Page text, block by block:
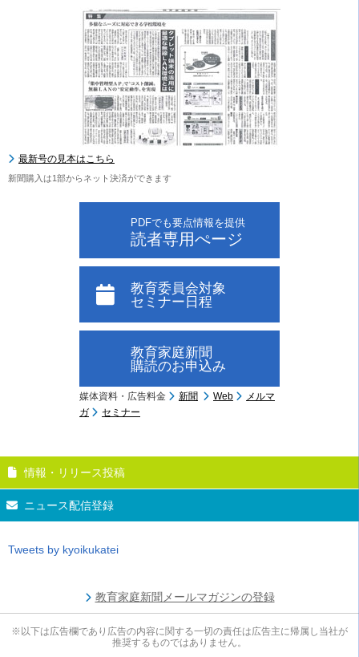
最新号の見本はこちら
新聞購入は1部からネット決済ができます
PDFでも要点情報を提供
読者専用ぺージ
教育委員会対象
セミナー日程
教育家庭新聞
購読のお申込み
媒体資料・広告料金 新聞 Web
メルマ
ガ
セミナー
情報・リリース投稿
ニュース配信登録
Tweets by kyoikukatei
教育家庭新聞メールマガジンの登録
※以下は広告欄であり広告の内容に関する一切の責任は広告主に帰属し当社が
推奨するものではありません。